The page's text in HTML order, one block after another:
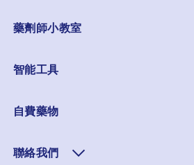
藥劑師小教室
智能工具
自費藥物
聯絡我們